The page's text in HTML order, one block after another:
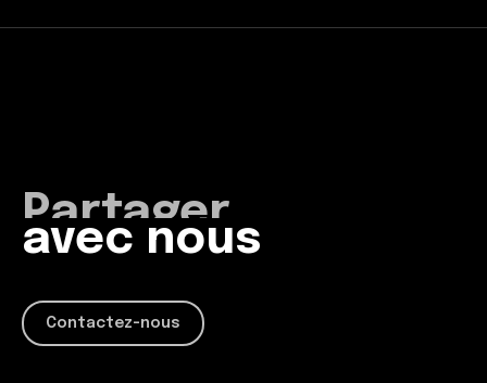
Travailler
Partager
Produire
avec nous
Contactez-nous